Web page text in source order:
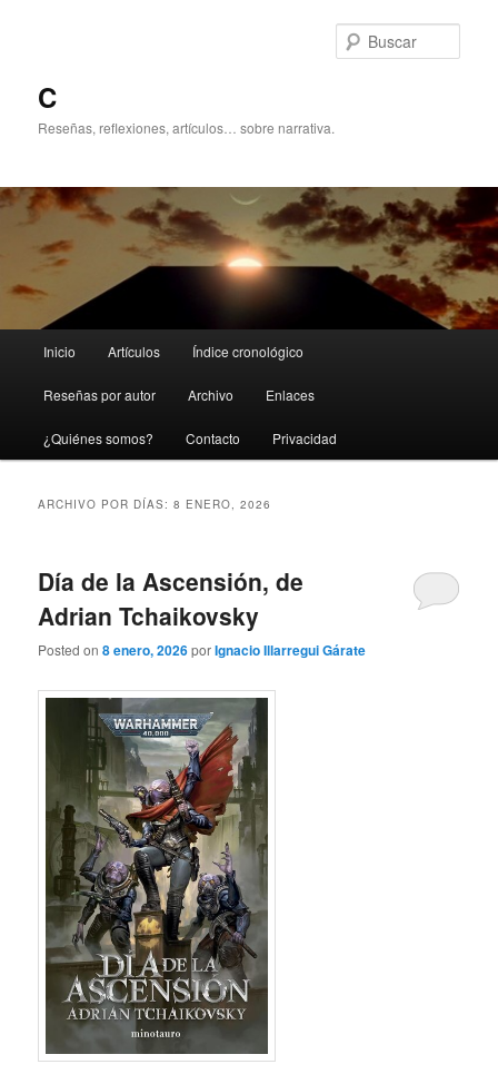
C
Reseñas, reflexiones, artículos… sobre narrativa.
principal
Inicio Artículos Índice cronológico
Reseñas por autor Archivo Enlaces
¿Quiénes somos? Contacto Privacidad
ARCHIVO POR DÍAS:8 ENERO, 2026
Día de la Ascensión, de
Adrian Tchaikovsky
Posted on8 enero, 2026porIgnacio Illarregui Gárate